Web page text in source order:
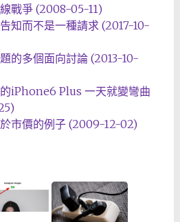
戰爭 (2008-05-11)
知而不是一種請求 (2017-10-
的多個面向討論 (2013-10-
iPhone6 Plus 一天就變彎曲
市價的例子 (2009-12-02)